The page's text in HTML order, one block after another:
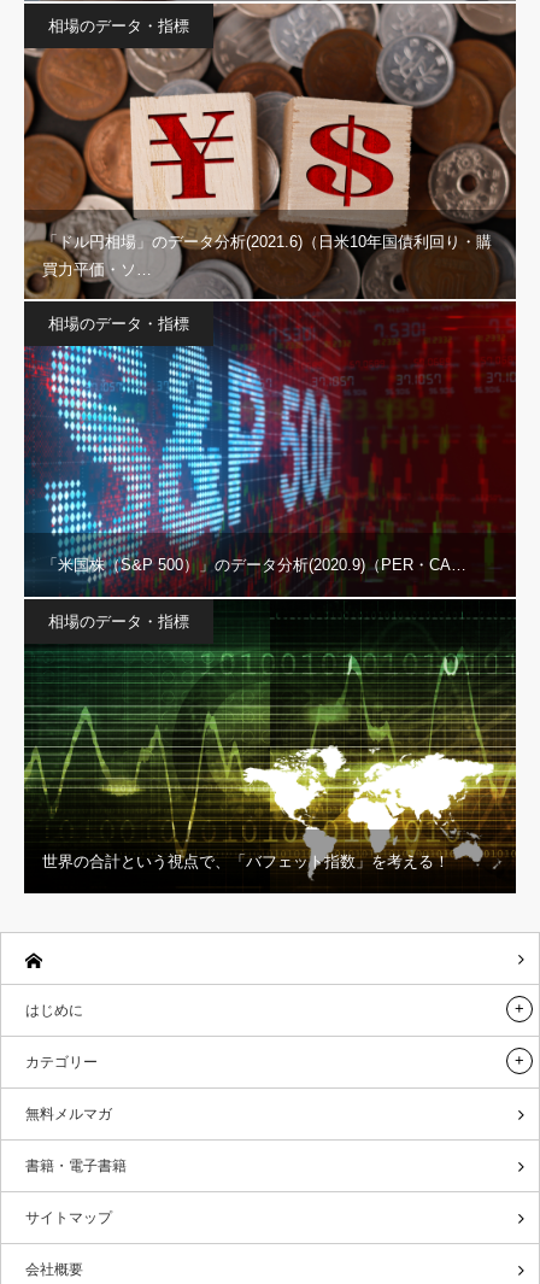
相場のデータ・指標
「ドル円相場」のデータ分析(2021.6)（日米10年国債利回り・購
買力平価・ソ…
相場のデータ・指標
「米国株（S&P 500）」のデータ分析(2020.9)（PER・CA…
相場のデータ・指標
世界の合計という視点で、「バフェット指数」を考える！
はじめに
カテゴリー
無料メルマガ
書籍・電子書籍
サイトマップ
会社概要